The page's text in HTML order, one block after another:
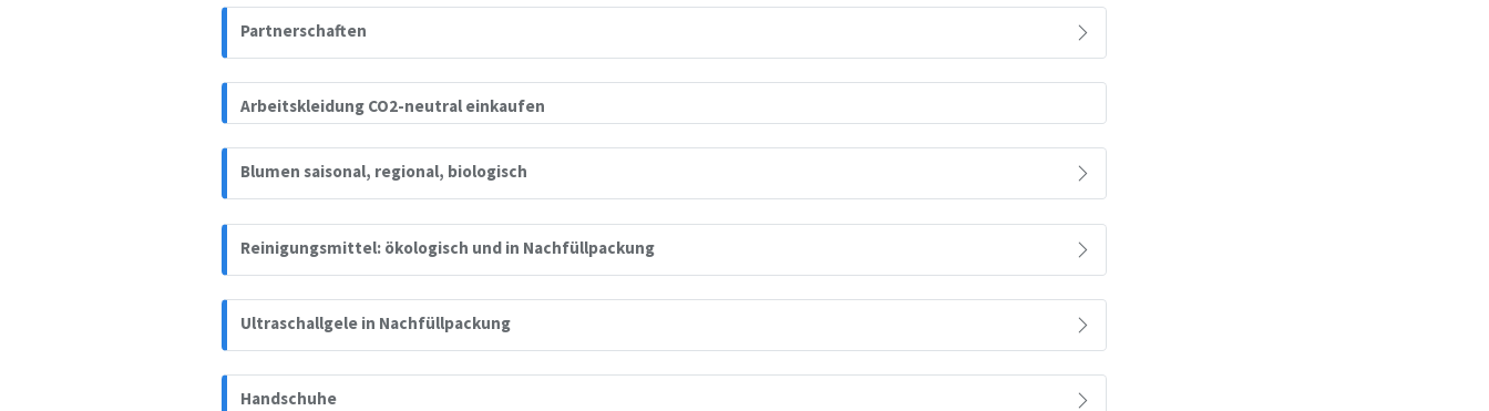
Partnerschaften
Arbeitskleidung CO2-neutral einkaufen
Blumen saisonal, regional, biologisch
Reinigungsmittel: ökologisch und in Nachfüllpackung
Ultraschallgele in Nachfüllpackung
Handschuhe